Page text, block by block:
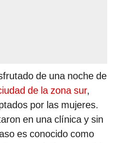
de una noche de
de la zona sur,
por las mujeres.
en una clínica y sin
es conocido como